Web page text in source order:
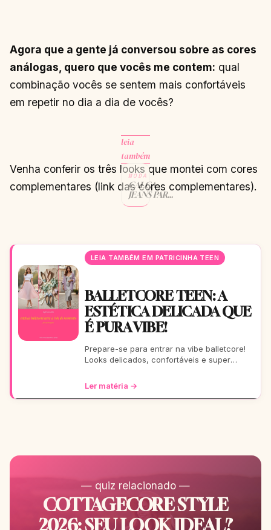
Agora que a gente já conversou sobre as cores
análogas, quero que vocês me contem: qual
combinação vocês se sentem mais confortáveis
em repetir no dia a dia de vocês?
leia
também
MODA
CALÇA
JEANS PARA
MULHERES
EXCLUSIVAS
PARA
ARRASAR
LENDO
Venha conferir os três looks que montei com cores
complementares (link das cores complementares).
LEIA TAMBÉM EM PATRICINHA TEEN
BALLETCORE TEEN: A
ESTÉTICA DELICADA QUE
É PURA VIBE!
Prepare-se para entrar na vibe balletcore!
Looks delicados, confortáveis e super
completo é pa
Ler matéria →
— quiz relacionado —
COTTAGECORE STYLE
2026: SEU LOOK IDEAL?